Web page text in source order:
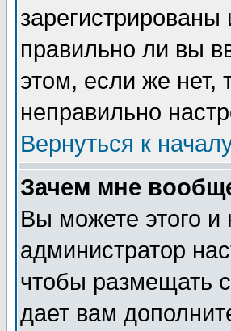
правильно ли вы
этом, если же нет,
неправильно
Вернуться к
Зачем мне
Вы можете этого и
администратор
чтобы размещать
дает вам